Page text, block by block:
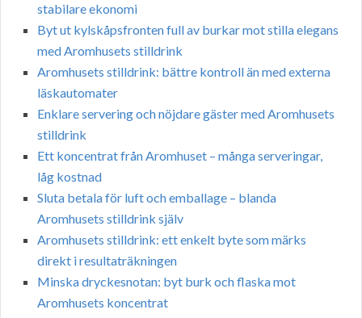
stabilare ekonomi
Byt ut kylskåpsfronten full av burkar mot stilla elegans
med Aromhusets stilldrink
Aromhusets stilldrink: bättre kontroll än med externa
läskautomater
Enklare servering och nöjdare gäster med Aromhusets
stilldrink
Ett koncentrat från Aromhuset – många serveringar,
låg kostnad
Sluta betala för luft och emballage – blanda
Aromhusets stilldrink själv
Aromhusets stilldrink: ett enkelt byte som märks
direkt i resultaträkningen
Minska dryckesnotan: byt burk och flaska mot
Aromhusets koncentrat